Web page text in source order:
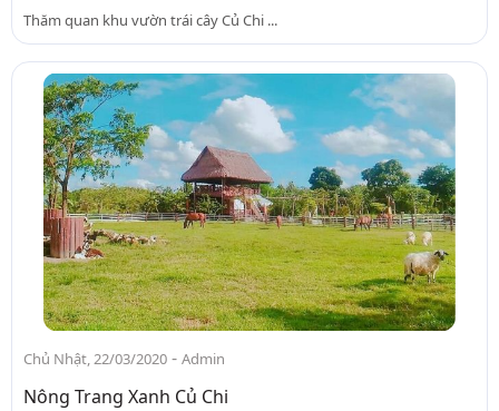
Thăm quan khu vườn trái cây Củ Chi ...
Chủ Nhật, 22/03/2020 - Admin
Nông Trang Xanh Củ Chi